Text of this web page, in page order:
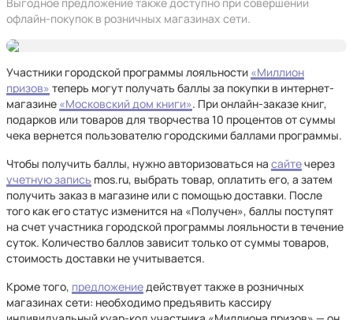
офлайн-покупок в розничных магазинах сети.
Участники городской программы лояльности «Миллион
призов» теперь могут получать баллы за покупки в интернет-
магазине «Московский дом книги». При онлайн-заказе книг,
подарков или товаров для творчества 10 процентов от суммы
чека вернется пользователю городскими баллами программы.
Чтобы получить баллы, нужно авторизоваться на сайтечерез
учетную запись mos.ru, выбрать товар, оплатить его, а затем
получить заказ в магазине или с помощью доставки. После
того как его статус изменится на «Получен», баллы поступят
на счет участника городской программы лояльности в течение
суток. Количество баллов зависит только от суммы товаров,
стоимость доставки не учитывается.
Кроме того, предложениедействует также в розничных
магазинах сети: необходимо предъявить кассиру